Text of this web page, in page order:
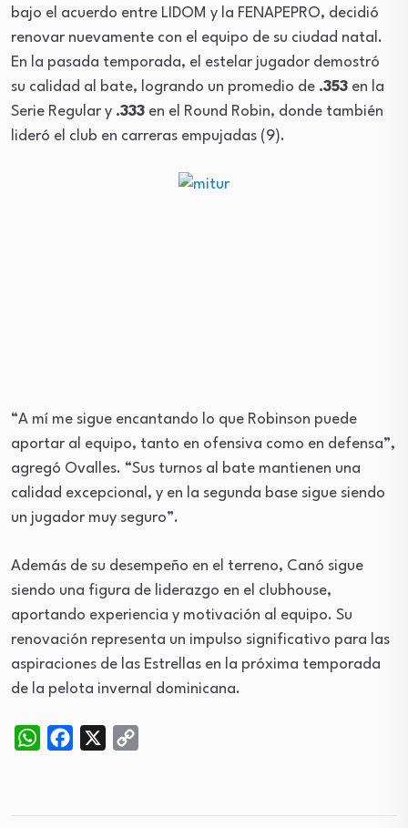
bajo el acuerdo entre LIDOM y la FENAPEPRO, decidió
renovar nuevamente con el equipo de su ciudad natal.
En la pasada temporada, el estelar jugador demostró
su calidad al bate, logrando un promedio de .353 en la
Serie Regular y .333 en el Round Robin, donde también
lideró el club en carreras empujadas (9).
“A mí me sigue encantando lo que Robinson puede
aportar al equipo, tanto en ofensiva como en defensa”,
agregó Ovalles. “Sus turnos al bate mantienen una
calidad excepcional, y en la segunda base sigue siendo
un jugador muy seguro”.
Además de su desempeño en el terreno, Canó sigue
siendo una figura de liderazgo en el clubhouse,
aportando experiencia y motivación al equipo. Su
renovación representa un impulso significativo para las
aspiraciones de las Estrellas en la próxima temporada
de la pelota invernal dominicana.
WhatsAppFacebook